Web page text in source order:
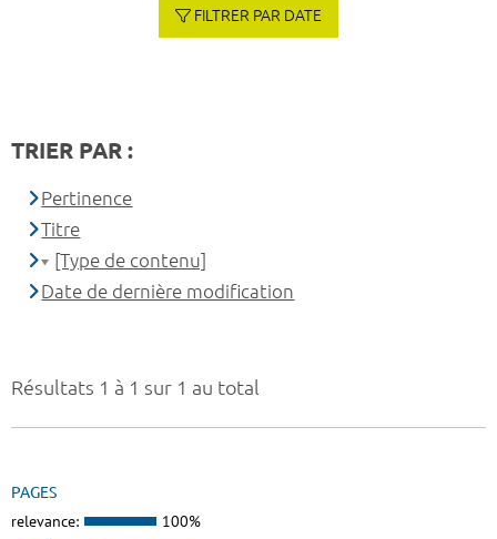
Résultats 1 à 1 sur 1 au total
PAGES
relevance: 100%
FILTRER PAR DATE
TRIER PAR :
Pertinence
Titre
[Type de contenu]
Date de dernière modification